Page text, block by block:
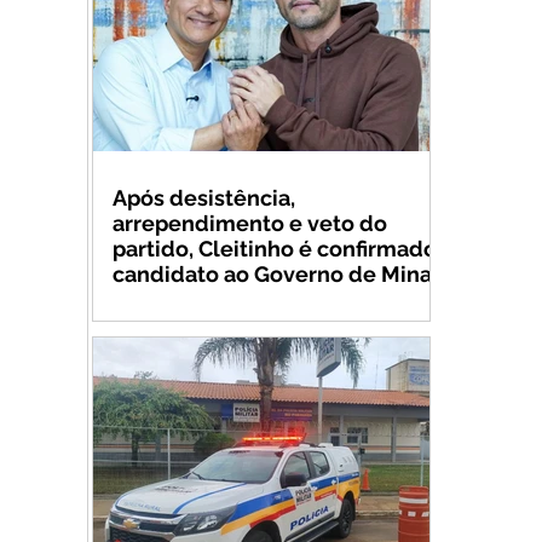
Após desistência,
arrependimento e veto do
partido, Cleitinho é confirmado
candidato ao Governo de Minas